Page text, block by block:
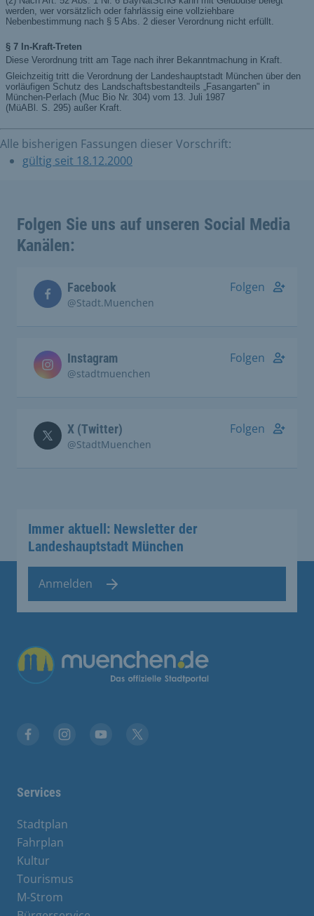
Alle bisherigen Fassungen dieser Vorschrift:
gültig seit 18.12.2000
Folgen Sie uns auf unseren Social Media
Kanälen:
Facebook
@Stadt.Muenchen
Folgen
Instagram
@stadtmuenchen
Folgen
X (Twitter)
@StadtMuenchen
Folgen
Immer aktuell: Newsletter der
Landeshauptstadt München
Anmelden
Übergreifende Links
Services
Stadtplan
Fahrplan
Kultur
Tourismus
M-Strom